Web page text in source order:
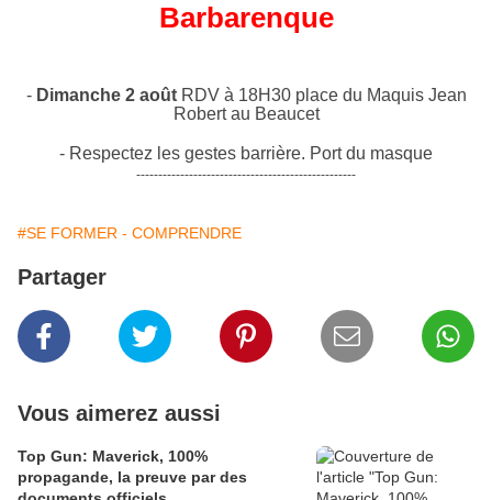
Barbarenque
- Dimanche 2 aoûtRDV à 18H30 place du Maquis Jean
Robert au Beaucet
- Respectez les gestes barrière. Port du masque
--------------------------------------------------
#SE FORMER - COMPRENDRE
Partager
Vous aimerez aussi
Top Gun: Maverick, 100%
propagande, la preuve par des